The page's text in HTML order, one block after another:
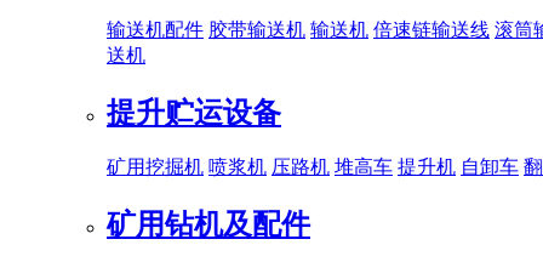
输送机配件 胶带输送机 输送机 倍速链输送线 滚筒
送机
提升贮运设备
矿用挖掘机 喷浆机 压路机 堆高车 提升机 自卸车
矿用钻机及配件